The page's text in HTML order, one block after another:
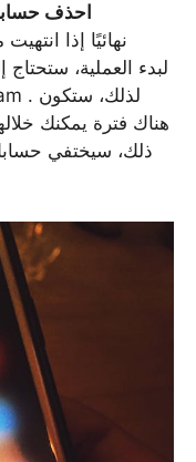
احذف
نهائيًا إذا
هناك فترة يمكنك
ذلك، سيختفي حسابك